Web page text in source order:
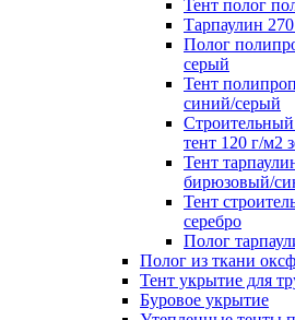
Тент полог
Тарпаулин
Полог
серый
Тент
синий/серый
тент 120 г/м2
Тент
бирюзовый/
Тент
серебро
Полог
Полог из ткани
Тент укрытие для
Буровое укрытие